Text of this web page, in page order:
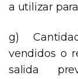
a utilizar
g)
vendidos o
salida